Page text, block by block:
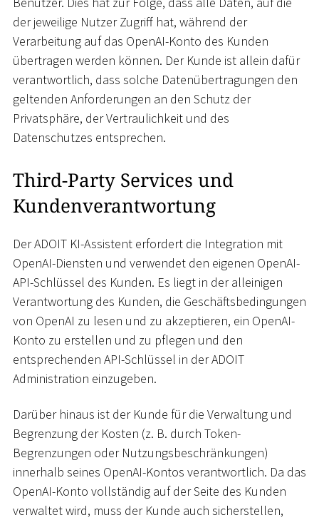
der jeweilige Nutzer Zugriff hat, während der
Verarbeitung auf das OpenAI-Konto des Kunden
übertragen werden können. Der Kunde ist allein dafür
verantwortlich, dass solche Datenübertragungen den
geltenden Anforderungen an den Schutz der
Privatsphäre, der Vertraulichkeit und des
Datenschutzes entsprechen.
Third-Party Services und
Kundenverantwortung
Der ADOIT KI-Assistent erfordert die Integration mit
OpenAI-Diensten und verwendet den eigenen OpenAI-
API-Schlüssel des Kunden. Es liegt in der alleinigen
Verantwortung des Kunden, die Geschäftsbedingungen
von OpenAI zu lesen und zu akzeptieren, ein OpenAI-
Konto zu erstellen und zu pflegen und den
entsprechenden API-Schlüssel in der ADOIT
Administration einzugeben.
Darüber hinaus ist der Kunde für die Verwaltung und
Begrenzung der Kosten (z. B. durch Token-
Begrenzungen oder Nutzungsbeschränkungen)
innerhalb seines OpenAI-Kontos verantwortlich. Da das
OpenAI-Konto vollständig auf der Seite des Kunden
verwaltet wird, muss der Kunde auch sicherstellen,